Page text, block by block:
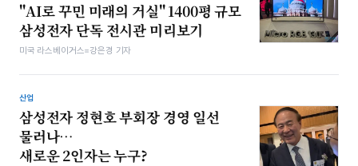
"AI로 꾸민 미래의 거실" 1400평 규모
삼성전자 단독 전시관 미리보기
미국 라스베이거스=강은경 기자
산업
삼성전자 정현호 부회장 경영 일선
물러나…
새로운 2인자는 누구?